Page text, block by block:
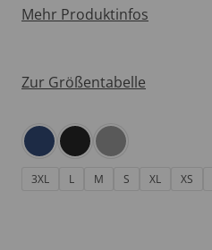
Mehr Produktinfos
Zur Größentabelle
3XL L M S XL XS